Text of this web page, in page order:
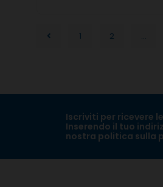
1 2 ...
Iscriviti per ricevere
Inserendo il tuo
nostra politica sulla